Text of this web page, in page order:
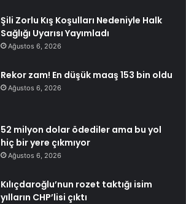
Şili Zorlu Kış Koşulları Nedeniyle Halk
Sağlığı Uyarısı Yayımladı
Ağustos 6, 2026
Rekor zam! En düşük maaş 153 bin oldu
Ağustos 6, 2026
52 milyon dolar ödediler ama bu yol
hiç bir yere çıkmıyor
Ağustos 6, 2026
Kılıçdaroğlu’nun rozet taktığı isim
yılların CHP’lisi çıktı